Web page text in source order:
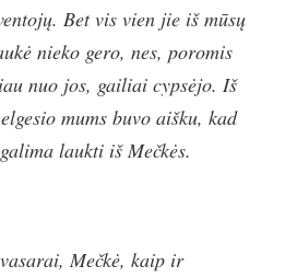
Bet vis vien jie iš mūsų
nieko gero, nes, poromis
nuo jos, gailiai cypsėjo. Iš
mums buvo aišku, kad
laukti iš Mečkės.
Mečkė, kaip ir